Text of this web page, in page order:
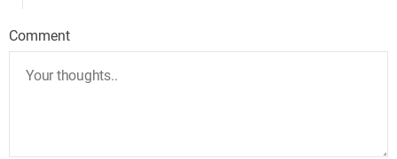
Comment